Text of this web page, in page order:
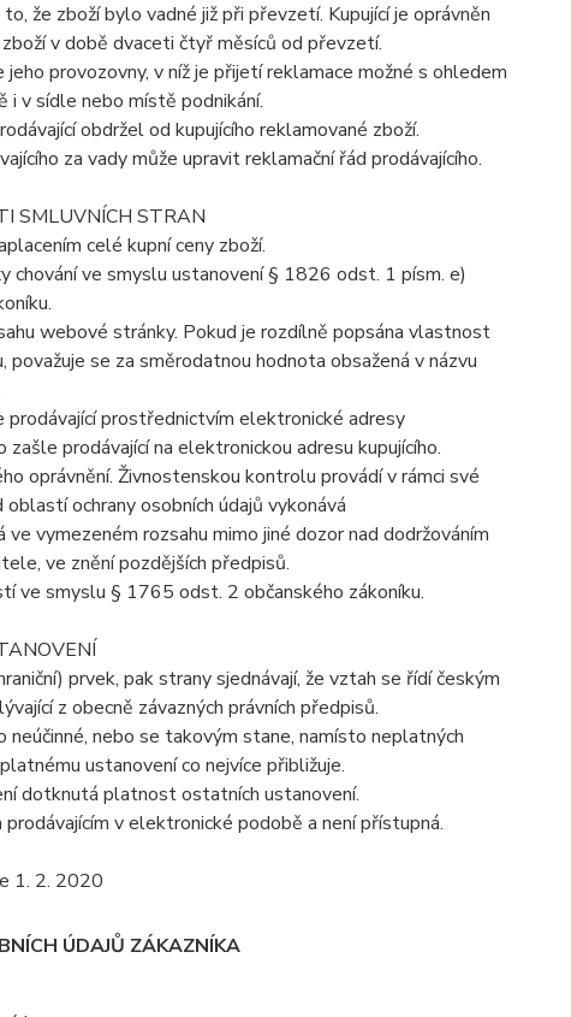
že zboží bylo vadné již při převzetí. Kupující je oprávněn
v době dvaceti čtyř měsíců od převzetí.
provozovny, v níž je přijetí reklamace možné s ohledem
i v sídle nebo místě podnikání.
obdržel od kupujícího reklamované zboží.
za vady může upravit reklamační řád prodávajícího.
SMLUVNÍCH STRAN
celé kupní ceny zboží.
chování ve smyslu ustanovení § 1826 odst. 1 písm. e)
webové stránky. Pokud je rozdílně popsána vlastnost
se za směrodatnou hodnota obsažená v názvu
prostřednictvím elektronické adresy
prodávající na elektronickou adresu kupujícího.
oprávnění. Živnostenskou kontrolu provádí v rámci své
ochrany osobních údajů vykonává
vymezeném rozsahu mimo jiné dozor nad dodržováním
ve znění pozdějších předpisů.
ve smyslu § 1765 odst. 2 občanského zákoníku.
prvek, pak strany sjednávají, že vztah se řídí českým
z obecně závazných právních předpisů.
nebo se takovým stane, namísto neplatných
ustanovení co nejvíce přibližuje.
dotknutá platnost ostatních ustanovení.
v elektronické podobě a není přístupná.
1. 2. 2020
ÚDAJŮ ZÁKAZNÍKA